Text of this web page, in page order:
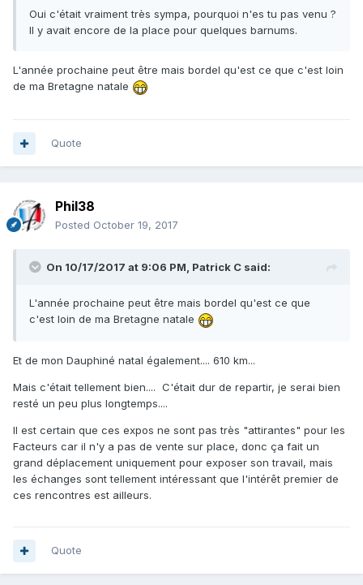
Oui c'était vraiment très sympa, pourquoi n'es tu pas venu ?
Il y avait encore de la place pour quelques barnums.
L'année prochaine peut être mais bordel qu'est ce que c'est loin
de ma Bretagne natale
Quote
Phil38
Posted October 19, 2017
On 10/17/2017 at 9:06 PM, Patrick C said:
L'année prochaine peut être mais bordel qu'est ce que
c'est loin de ma Bretagne natale
Et de mon Dauphiné natal également.... 610 km...
Mais c'était tellement bien.... C'était dur de repartir, je serai bien
resté un peu plus longtemps....
Il est certain que ces expos ne sont pas très "attirantes" pour les
Facteurs car il n'y a pas de vente sur place, donc ça fait un
grand déplacement uniquement pour exposer son travail, mais
les échanges sont tellement intéressant que l'intérêt premier de
ces rencontres est ailleurs.
Quote